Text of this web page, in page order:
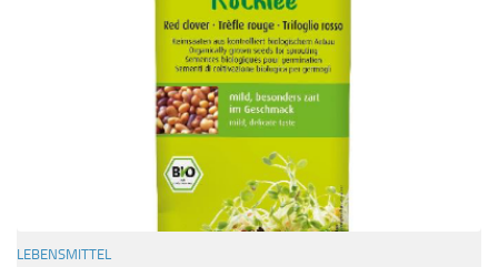
LEBENSMITTEL